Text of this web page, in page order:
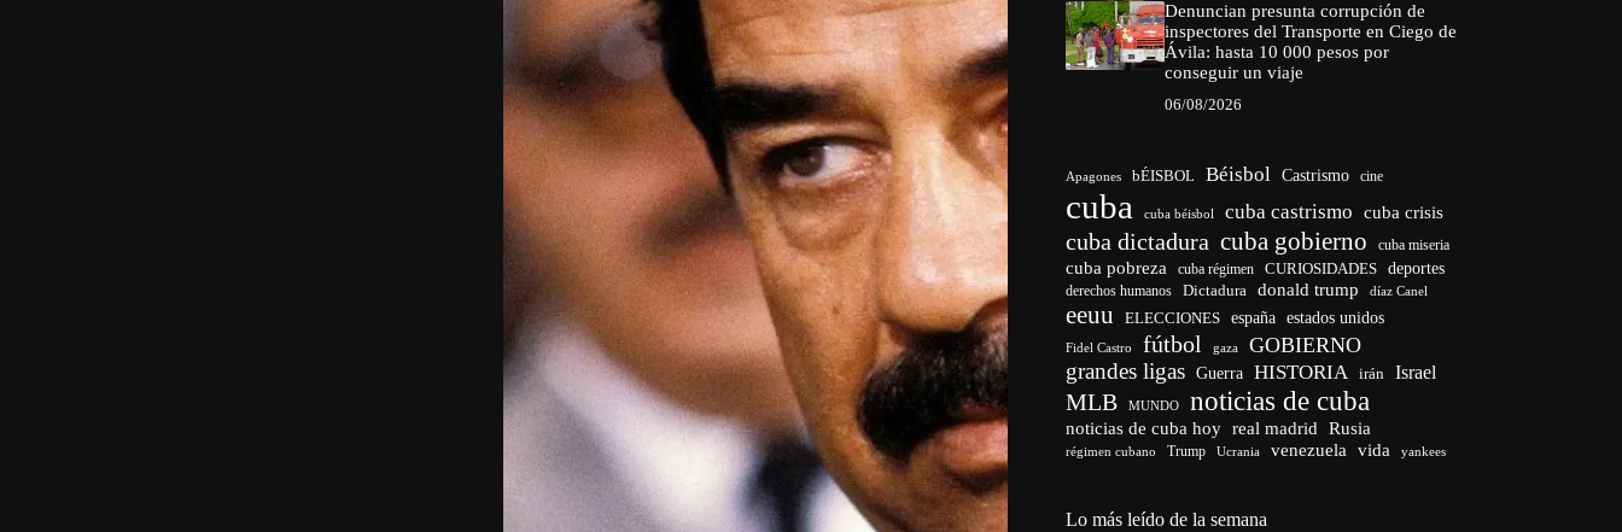
Denuncian presunta corrupción de
inspectores del Transporte en Ciego de
Ávila: hasta 10 000 pesos por
conseguir un viaje
06/08/2026
Apagones bÉISBOL Béisbol Castrismo cine
cuba cuba béisbol cuba castrismo cuba crisis
cuba dictadura cuba gobierno cuba miseria
cuba pobreza cuba régimen CURIOSIDADES deportes
derechos humanos Dictadura donald trump díaz Canel
eeuu ELECCIONES españa estados unidos
Fidel Castro fútbol gaza GOBIERNO
grandes ligas Guerra HISTORIA irán Israel
MLB MUNDO noticias de cuba
noticias de cuba hoy real madrid Rusia
régimen cubano Trump Ucrania venezuela vida yankees
Lo más leído de la semana